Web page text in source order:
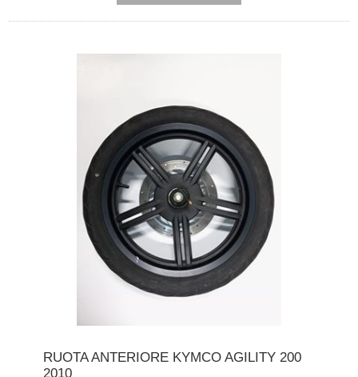
RUOTA ANTERIORE KYMCO AGILITY 200
2010